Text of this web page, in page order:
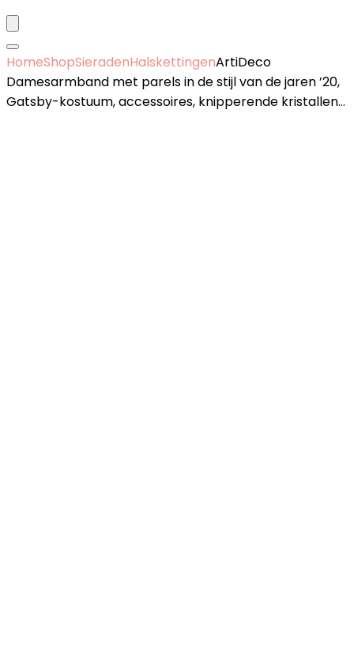
HomeShopSieradenHalskettingenArtiDeco
Damesarmband met parels in de stijl van de jaren ’20,
Gatsby-kostuum, accessoires, knipperende kristallen…